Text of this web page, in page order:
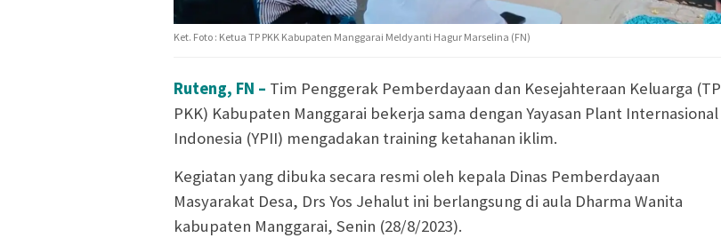
Ket. Foto : Ketua TP PKK Kabupaten Manggarai Meldyanti Hagur Marselina (FN)
Ruteng, FN – Tim Penggerak Pemberdayaan dan Kesejahteraan Keluarga (TP
PKK) Kabupaten Manggarai bekerja sama dengan Yayasan Plant Internasional
Indonesia (YPII) mengadakan training ketahanan iklim.
Kegiatan yang dibuka secara resmi oleh kepala Dinas Pemberdayaan
Masyarakat Desa, Drs Yos Jehalut ini berlangsung di aula Dharma Wanita
kabupaten Manggarai, Senin (28/8/2023).